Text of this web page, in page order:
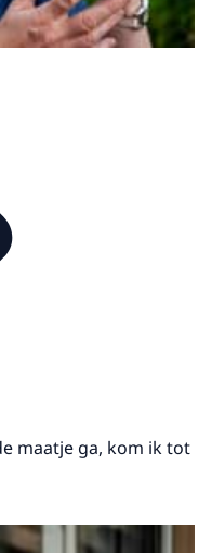
maatje ga, kom ik tot